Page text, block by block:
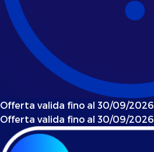
Offerta valida fino al 30/09/2026
Offerta valida fino al 30/09/2026